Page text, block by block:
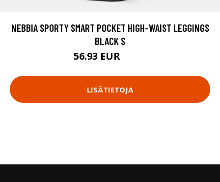
NEBBIA SPORTY SMART POCKET HIGH-WAIST LEGGINGS
BLACK S
56.93 EUR
LISÄTIETOJA